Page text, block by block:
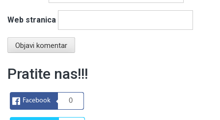
Web stranica
Pratite nas!!!
Facebook 0